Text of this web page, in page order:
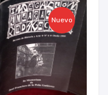
Nuevo